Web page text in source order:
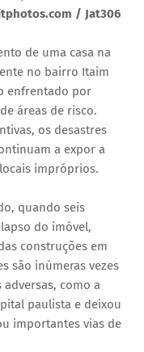
/ Jat306
de uma casa na
no bairro Itaim
enfrentado por
áreas de risco.
os desastres
a expor a
impróprios.
quando seis
do imóvel,
construções em
são inúmeras vezes
adversas, como a
paulista e deixou
importantes vias de